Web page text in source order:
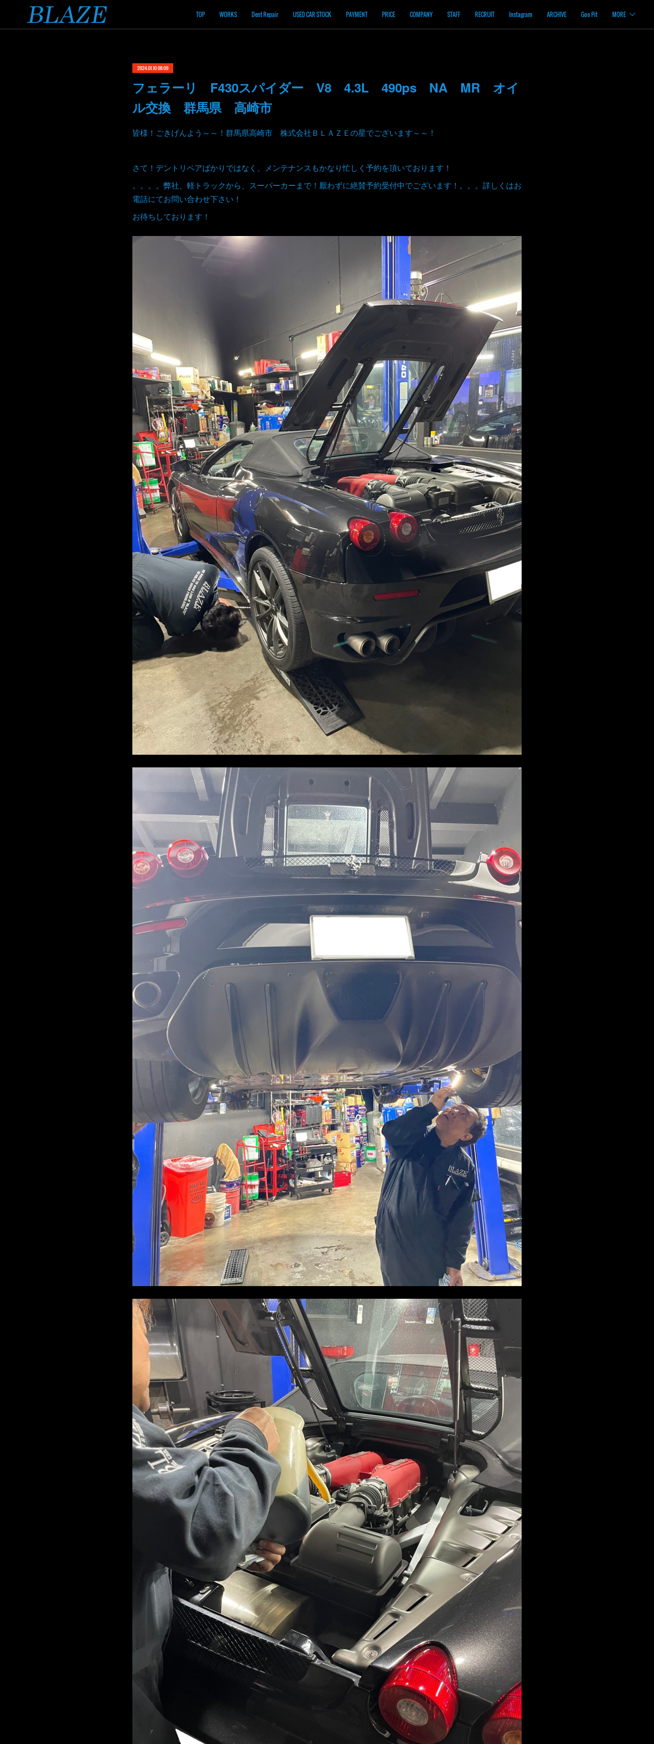
TOP WORKS Dent Repair USED CAR STOCK PAYMENT PRICE COMPANY STAFF RECRUIT Instagram ARCHIVE Goo Pit MORE
2024.01.10 08:09
フェラーリ F430スパイダー V8 4.3L 490ps NA MR オイ
ル交換 群馬県 高崎市
皆様！ごきげんよう～～！群馬県高崎市 株式会社ＢＬＡＺＥの星でございます～～！
さて！デントリペアばかりではなく、メンテナンスもかなり忙しく予約を頂いております！
。。。。弊社、軽トラックから、スーパーカーまで！厭わずに絶賛予約受付中でございます！。。。詳しくはお
電話にてお問い合わせ下さい！
お待ちしております！